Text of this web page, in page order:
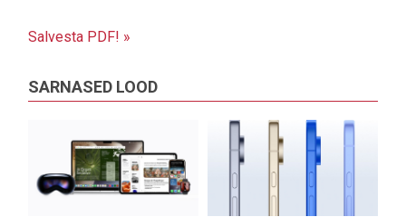
Salvesta PDF! »
SARNASED LOOD